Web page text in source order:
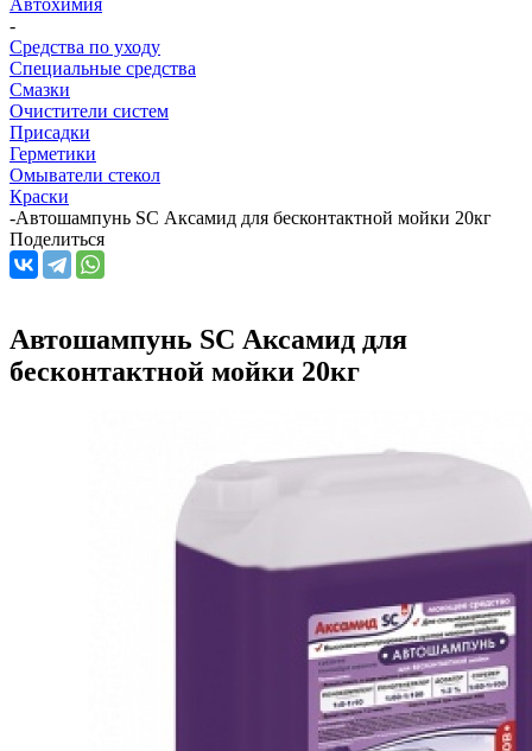
-
Средства по уходу
Специальные средства
Смазки
Очистители систем
Присадки
Герметики
Омыватели стекол
Краски
-Автошампунь SC Аксамид для бесконтактной мойки 20кг
Поделиться
Автошампунь SC Аксамид для
бесконтактной мойки 20кг